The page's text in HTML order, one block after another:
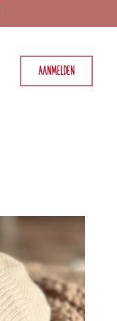
AANMELDEN